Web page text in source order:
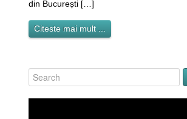
din București […]
Citeste mai mult ...